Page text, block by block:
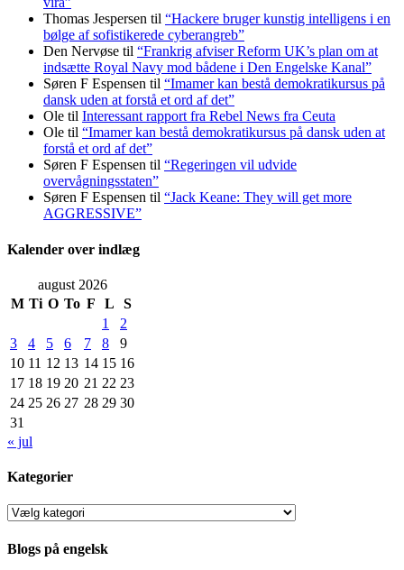
Thomas Jespersen til “Hackere bruger kunstig intelligens i en
bølge af sofistikerede cyberangreb”
Den Nervøse til “Frankrig afviser Reform UK’s plan om at
indsætte Royal Navy mod bådene i Den Engelske Kanal”
Søren F Espensen til “Imamer kan bestå demokratikursus på
dansk uden at forstå et ord af det”
Ole til Interessant rapport fra Rebel News fra Ceuta
Ole til “Imamer kan bestå demokratikursus på dansk uden at
forstå et ord af det”
Søren F Espensen til “Regeringen vil udvide
overvågningsstaten”
Søren F Espensen til “Jack Keane: They will get more
AGGRESSIVE”
Kalender over indlæg
august 2026
M Ti O To F L
S
1
2
3
4 5 6 7 8
9
10 11 12 13 14 15 16
17 18 19 20 21 22 23
24 25 26 27 28 29 30
31
« jul
Kategorier
Kategorier
Blogs på engelsk